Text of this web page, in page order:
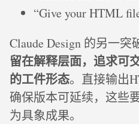
“Give your HTML
Claude Design 的另一突
留在解释层面，追求可
的工件形态。直接输出
确保版本可延续，这些
为具象成果。